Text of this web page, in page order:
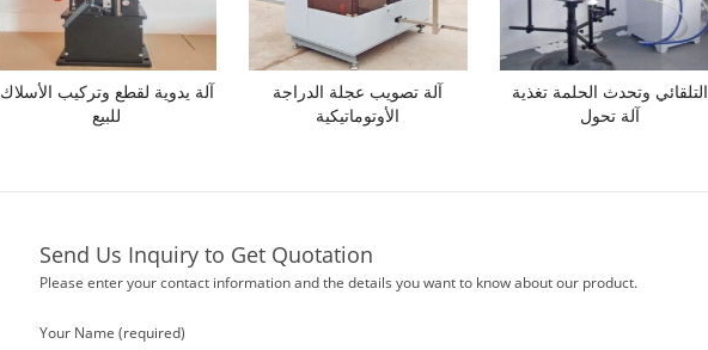
آلة يدوية لقطع وتركيب الأسلاك
للبيع
آلة تصويب عجلة الدراجة
الأوتوماتيكية
التلقائي وتحدث الحلمة تغذية
آلة تحول
Send Us Inquiry to Get Quotation
Please enter your contact information and the details you want to know about our product.
Your Name (required)